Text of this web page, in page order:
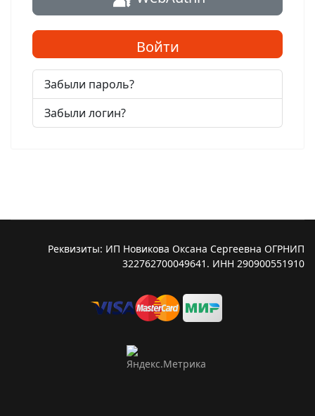
Войти
Забыли пароль?
Забыли логин?
Реквизиты: ИП Новикова Оксана Сергеевна ОГРНИП
322762700049641. ИНН 290900551910